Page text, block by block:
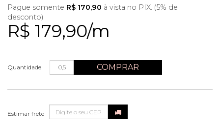
R$ 179,90/m
Pague somente R$ 170,90 à vista no PIX. (5% de
desconto)
Quantidade COMPRAR